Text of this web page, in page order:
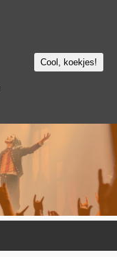
Cool, koekjes!